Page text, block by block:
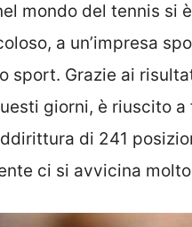
mondo del tennis si
a un’impresa
sport. Grazie ai
giorni, è riuscito
di 241
ci si avvicina